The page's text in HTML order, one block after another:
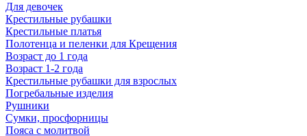
Для девочек
Крестильные рубашки
Крестильные платья
Полотенца и пеленки для Крещения
Возраст до 1 года
Возраст 1-2 года
Крестильные рубашки для взрослых
Погребальные изделия
Рушники
Сумки, просфорницы
Пояса с молитвой